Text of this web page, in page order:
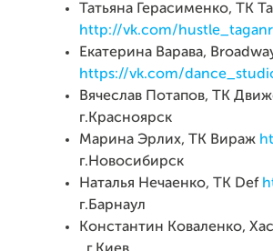
Татьяна Герасименко, ТК
http://vk.com/
Екатерина Варава,
https://vk.com/
Вячеслав Потапов, ТК
г.Красноярск
Марина Эрлих, ТК Вираж
г.Новосибирск
Наталья Нечаенко, ТК Def
г.Барнаул
Константин Коваленко,